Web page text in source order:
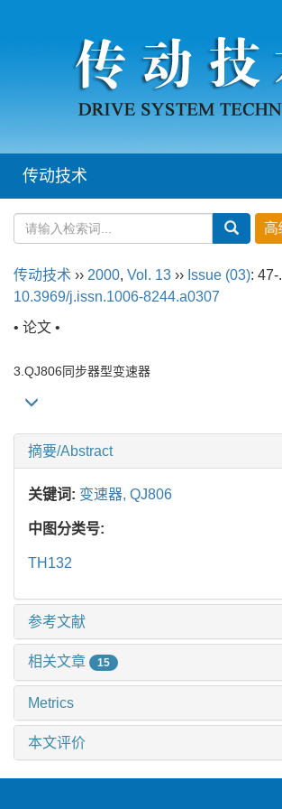
传动技术
传动技术 ›› 2000, Vol. 13 ›› Issue (03): 47-.
10.3969/j.issn.1006-8244.a0307
• 论文 •
3.QJ806同步器型变速器
摘要/Abstract
关键词: 变速器, QJ806
中图分类号:
TH132
参考文献
相关文章 15
Metrics
本文评价